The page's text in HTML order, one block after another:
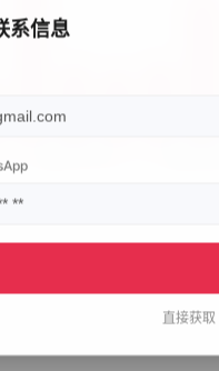
系信息
直接获取